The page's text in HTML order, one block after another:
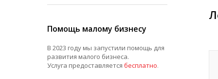
Помощь малому бизнесу
В 2023 году мы запустили помощь для
развития малого бизнеса.
Услуга предоставляется бесплатно.